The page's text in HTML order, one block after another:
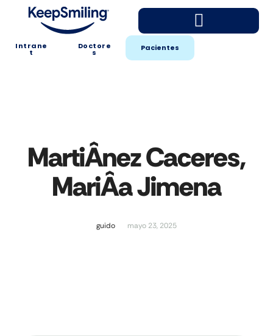
Intrane
t
Doctore
s Pacientes
MartiÂ­nez Caceres,
MariÂ­a Jimena
guido mayo 23, 2025